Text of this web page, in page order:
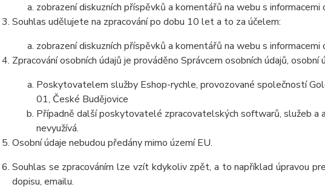
zobrazení diskuzních příspěvků a komentářů na webu s informacemi
Souhlas udělujete na zpracování po dobu 10 let a to za účelem:
zobrazení diskuzních příspěvků a komentářů na webu s informacemi
Zpracování osobních údajů je prováděno Správcem osobních údajů,
Poskytovatelem služby Eshop-rychle, provozované společností
01, České Budějovice
Případně další poskytovatelé zpracovatelských softwarů, služeb a
nevyužívá.
Osobní údaje nebudou předány mimo území EU.
Souhlas se zpracováním lze vzít kdykoliv zpět, a to například úpravou
dopisu, emailu.